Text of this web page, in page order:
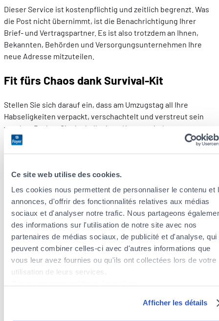
Ce site web utilise des cookies.
Les cookies nous permettent de personnaliser le contenu et
annonces, d'offrir des fonctionnalités relatives aux médias
sociaux et d'analyser notre trafic. Nous partageons
des informations sur l'utilisation de notre site avec nos
partenaires de médias sociaux, de publicité et d'analyse, qui
peuvent combiner celles-ci avec d'autres informations que
vous leur avez fournies ou qu'ils ont collectées lors de votre
utilisation de leurs services.
Afficher les détails
Dieser Service ist kostenpflichtig und zeitlich begrenzt. Was
die Post nicht übernimmt, ist die Benachrichtigung Ihrer
Brief- und Vertragspartner. Es ist also trotzdem an Ihnen,
Bekannten, Behörden und Versorgungsunternehmen Ihre
neue Adresse mitzuteilen.
Fit fürs Chaos dank Survival-Kit
Stellen Sie sich darauf ein, dass am Umzugstag all Ihre
Habseligkeiten verpackt, verschachtelt und verstreut sein
werden. Packen Sie deshalb einen Karton mit dem
Allernotwendigsten wie Toilettenpapier, Kaffee,
Sie werden uns für diesen Tipp danken, wenn Sie nicht erst
ohne das Sie nicht einschlafen können.
Wertsachen
Bewahren Sie Wertsachen gesammelt und in Ihrer Nähe auf.
Gemeint sind Schmuck, aber auch wichtige Dokumente.
Ein Umzug ist immer eine günstige Gelegenheit für Diebe und
Malheurs. Achten Sie deshalb darauf, weder Langfinger noch